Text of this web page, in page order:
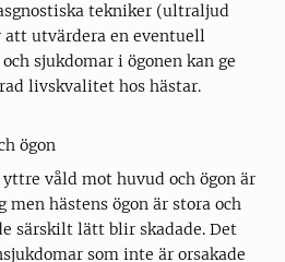
tekniker (ultraljud
utvärdera en eventuell
sjukdomar i ögonen kan ge
livskvalitet hos hästar.
ögon
våld mot huvud och ögon är
men hästens ögon är stora och
särskilt lätt blir skadade. Det
som inte är orsakade